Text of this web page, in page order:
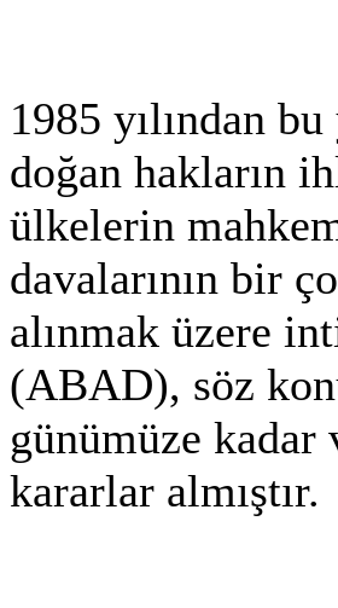
1985 yılından
doğan hakların
ülkelerin
davalarının bir
alınmak üzere
(ABAD), söz
günümüze kadar
kararlar almıştır.